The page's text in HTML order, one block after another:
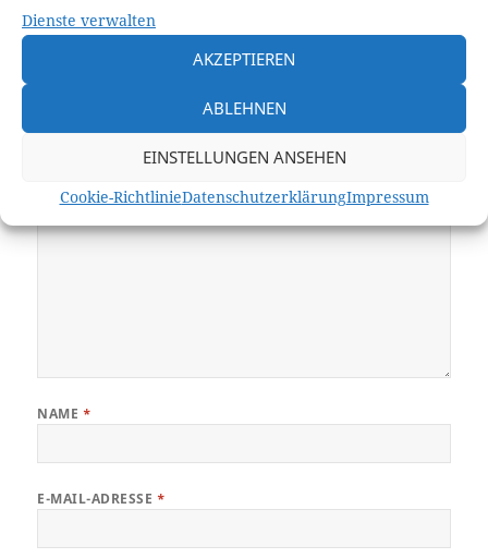
Dienste verwalten
AKZEPTIEREN
ABLEHNEN
EINSTELLUNGEN ANSEHEN
Cookie-RichtlinieDatenschutzerklärungImpressum
Schreibe einen Kommentar
NAME *
E-MAIL-ADRESSE *